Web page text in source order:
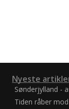
Nyeste
Sønderjylland -
Tiden råber